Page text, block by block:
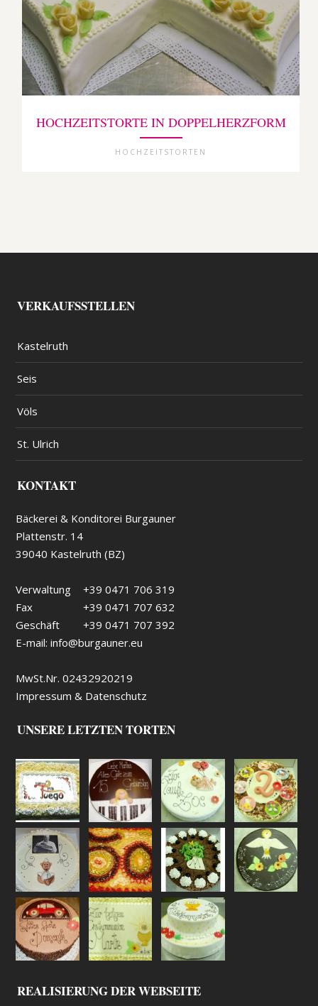
HOCHZEITSTORTE IN DOPPELHERZFORM
HOCHZEITSTORTEN
VERKAUFSSTELLEN
Kastelruth
Seis
Völs
St. Ulrich
KONTAKT
Bäckerei & Konditorei Burgauner
Plattenstr. 14
39040 Kastelruth (BZ)
Verwaltung
+39 0471 706 319
Fax
+39 0471 707 632
Geschäft
+39 0471 707 392
E-mail:info@burgauner.eu
MwSt.Nr. 02432920219
Impressum & Datenschutz
UNSERE LETZTEN TORTEN
REALISIERUNG DER WEBSEITE